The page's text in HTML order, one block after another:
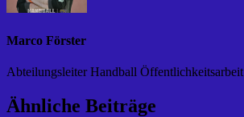
Marco Förster
Abteilungsleiter Handball Öffentlichkeitsarbeit
Ähnliche Beiträge